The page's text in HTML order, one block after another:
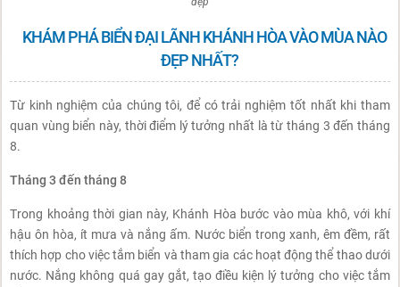
KHÁM PHÁ BIỂN ĐẠI LÃNH KHÁNH HÒA VÀO MÙA NÀO
ĐẸP NHẤT?
Từ kinh nghiệm của chúng tôi, để có trải nghiệm tốt nhất khi tham
quan vùng biển này, thời điểm lý tưởng nhất là từ tháng 3 đến tháng
8.
Tháng 3 đến tháng 8
Trong khoảng thời gian này, Khánh Hòa bước vào mùa khô, với khí
hậu ôn hòa, ít mưa và nắng ấm. Nước biển trong xanh, êm đềm, rất
thích hợp cho việc tắm biển và tham gia các hoạt động thể thao dưới
nước. Nắng không quá gay gắt, tạo điều kiện lý tưởng cho việc tắm